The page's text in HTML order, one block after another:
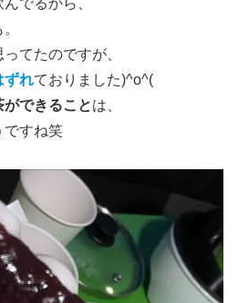
てたのですが、
ずれておりました)^o^(
ができることは、
ですね笑